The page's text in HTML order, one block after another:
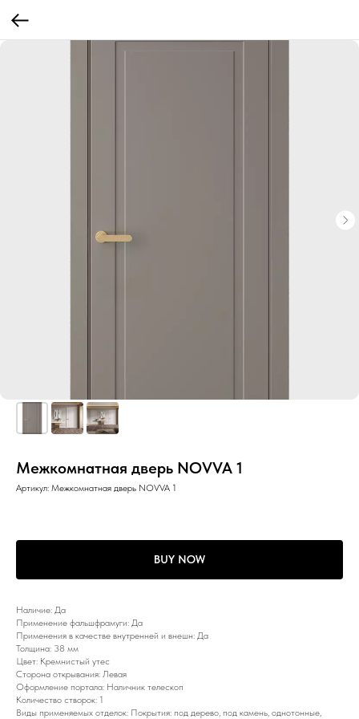
Межкомнатная дверь NOVVA 1
Артикул: Межкомнатная дверь NOVVA 1
BUY NOW
Наличие: Да
Применение фальшфрамуги: Да
Применения в качестве внутренней и внешн: Да
Толщина: 38 мм
Цвет: Кремнистый утес
Сторона открывания: Левая
Оформление портала: Наличник телескоп
Количество створок: 1
Виды применяемых отделок: Покрытия: под дерево, под камень, однотонные,